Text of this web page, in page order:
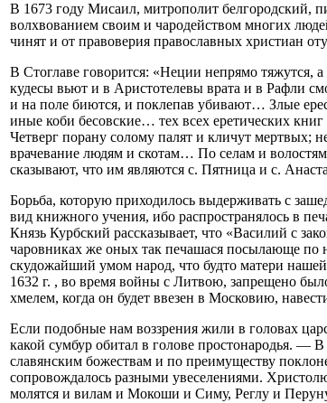
В 1673 году Мисаил, митрополит белгородский,
волхвованием своим и чародейством многих
чинят и от правоверия православных христиан
В Стоглаве говорится: «Неции непрямо тяжутся,
кудесы вьют и в Аристотелевы врата и в Рафли
и на поле биются, и поклепав убивают… Злые
иные коби бесовские… тех всех еретических
Четверг порану солому палят и кличут мертвых;
врачевание людям и скотам… По селам и
сказывают, что им являются с. Пятница и с.
Борьба, которую приходилось выдерживать с
вид книжного учения, ибо распространялось в
Князь Курбский рассказывает, что «Василий с
чаровниках же оных так печашася посылающе
скудожайший умом народ, что будто матери
1632 г. , во время войны с Литвою, запрещено
хмелем, когда он будет ввезен в Московию,
Если подобные нам воззрения жили в головах
какой сумбур обитал в голове простонародья. —
славянским божествам и по преимуществу
сопровождалось разными увеселениями.
молятся и вилам и Мокоши и Симу, Реглу и